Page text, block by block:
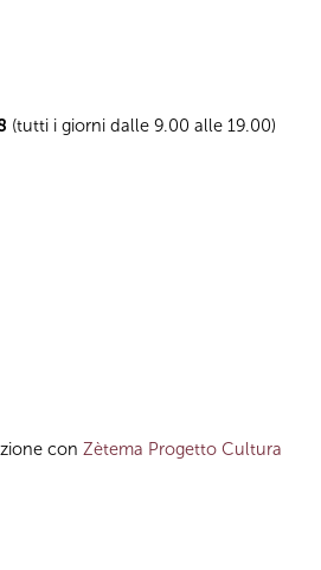
(tutti i giorni dalle 9.00 alle 19.00)
con Zètema Progetto Cultura